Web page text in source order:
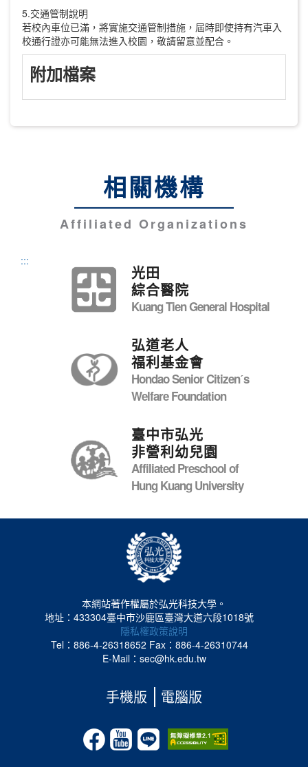
5.交通管制說明
若校內車位已滿，將實施交通管制措施，屆時即使持有汽車入
校通行證亦可能無法進入校園，敬請留意並配合。
附加檔案
相關機構
Affiliated Organizations
:::
光田
綜合醫院
Kuang Tien General Hospital
弘道老人
福利基金會
Hondao Senior Citizenˊs
Welfare Foundation
臺中市弘光
非營利幼兒園
Affiliated Preschool of
Hung Kuang University
本網站著作權屬於弘光科技大學。
地址：433304臺中市沙鹿區臺灣大道六段1018號
隱私權政策說明
Tel：886-4-26318652 Fax：886-4-26310744
E-Mail：sec@hk.edu.tw
手機版 電腦版